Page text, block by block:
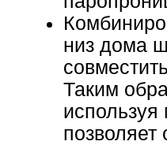
низ дома
Таким